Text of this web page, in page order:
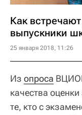
Как
выпускники
25 января 2018, 11:26
Из опроса
качества
те, кто с